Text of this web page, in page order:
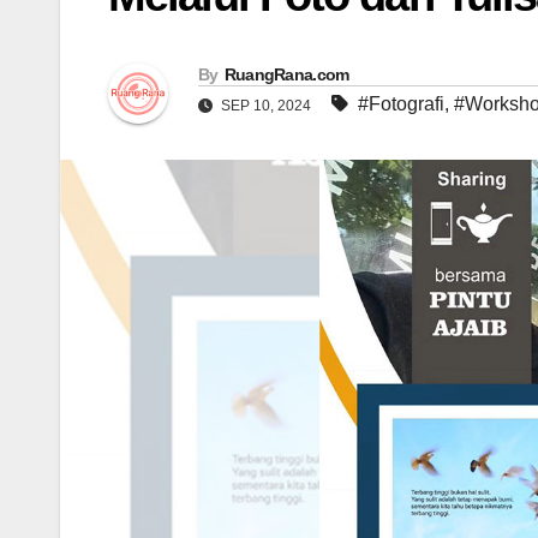
By RuangRana.com
SEP 10, 2024 #Fotografi,